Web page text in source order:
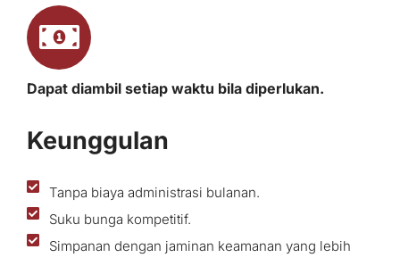
Dapat diambil setiap waktu bila diperlukan.
Keunggulan
Tanpa biaya administrasi bulanan.
Suku bunga kompetitif.
Simpanan dengan jaminan keamanan yang lebih